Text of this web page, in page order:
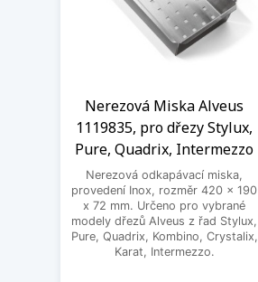
Nerezová Miska Alveus
1119835, pro dřezy Stylux,
Pure, Quadrix, Intermezzo
Nerezová odkapávací miska,
provedení Inox, rozměr 420 x 190
x 72 mm. Určeno pro vybrané
modely dřezů Alveus z řad Stylux,
Pure, Quadrix, Kombino, Crystalix,
Karat, Intermezzo.